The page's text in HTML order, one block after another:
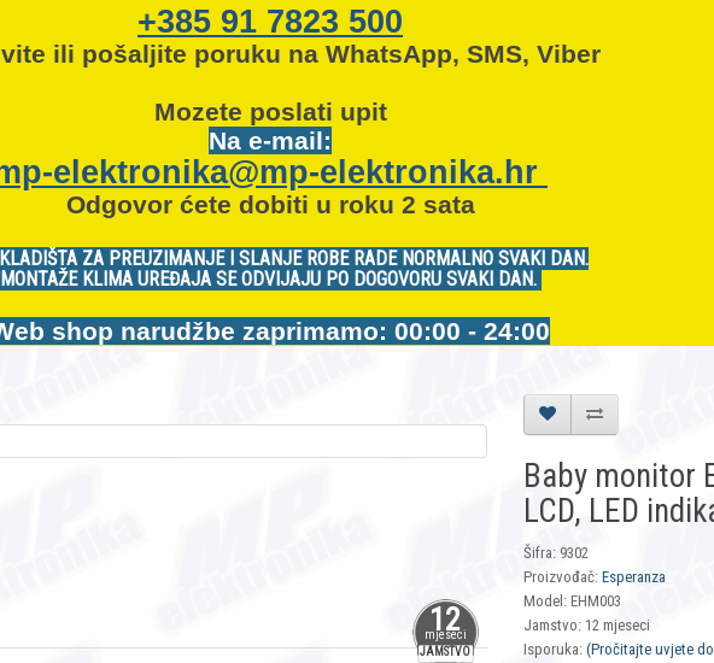
+385 91 7823 500
ili pošaljite poruku na WhatsApp, SMS, Viber
Mozete poslati upit
Na e-mail:
elektronika@mp-elektronika.hr
Odgovor ćete dobiti u roku 2 sata
ZA PREUZIMANJE I SLANJE ROBE RADE NORMALNO SVAKI DAN.
MONTAŽE KLIMA UREĐAJA SE ODVIJAJU PO DOGOVORU SVAKI DAN.
shop narudžbe zaprimamo: 00:00 - 24:00
12
mjeseci
JAMSTVO
Baby monitor
LCD, LED
Šifra: 9302
Proizvođač: Esperanza
Model: EHM003
Jamstvo: 12 mjeseci
Isporuka: (Pročitajte uvjete